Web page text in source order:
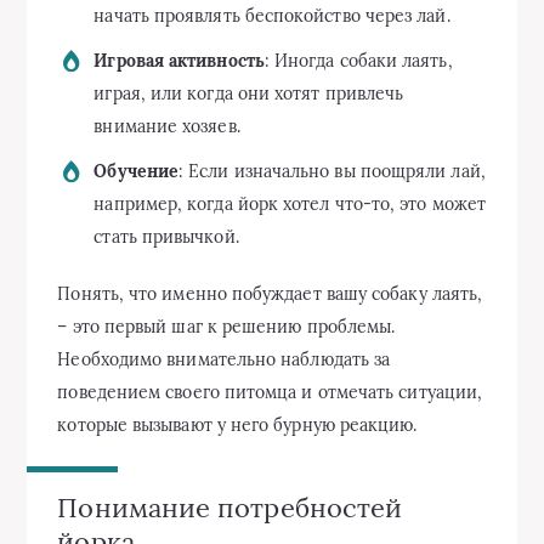
начать проявлять беспокойство через лай.
Игровая активность: Иногда собаки лаять,
играя, или когда они хотят привлечь
внимание хозяев.
Обучение: Если изначально вы поощряли лай,
например, когда йорк хотел что-то, это может
стать привычкой.
Понять, что именно побуждает вашу собаку лаять,
– это первый шаг к решению проблемы.
Необходимо внимательно наблюдать за
поведением своего питомца и отмечать ситуации,
которые вызывают у него бурную реакцию.
Понимание потребностей